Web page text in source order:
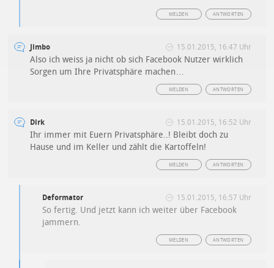
ANTWORTEN
MELDEN
Jimbo 15.01.2015, 16:47 Uhr
Also ich weiss ja nicht ob sich Facebook Nutzer wirklich
Sorgen um Ihre Privatsphäre machen…
ANTWORTEN
MELDEN
Dirk 15.01.2015, 16:52 Uhr
Ihr immer mit Euern Privatsphäre..! Bleibt doch zu
Hause und im Keller und zählt die Kartoffeln!
ANTWORTEN
MELDEN
Deformator 15.01.2015, 16:57 Uhr
So fertig. Und jetzt kann ich weiter über Facebook
jammern.
ANTWORTEN
MELDEN